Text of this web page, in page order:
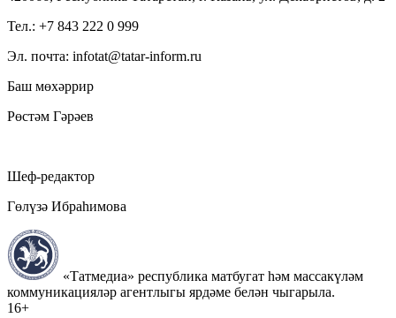
Тел.: +7 843 222 0 999
Эл. почта: infotat@tatar-inform.ru
Баш мөхәррир
Рөстәм Гәрәев
Шеф-редактор
Гөлүзә Ибраһимова
«Татмедиа» республика матбугат һәм массакүләм
коммуникацияләр агентлыгы ярдәме белән чыгарыла.
16+